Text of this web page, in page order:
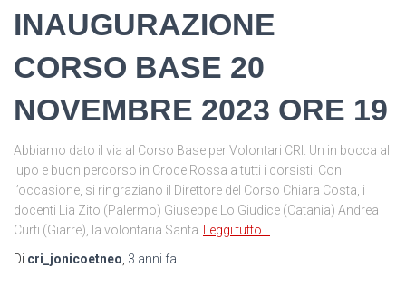
INAUGURAZIONE
CORSO BASE 20
NOVEMBRE 2023 ORE 19
Abbiamo dato il via al Corso Base per Volontari CRI. Un in bocca al
lupo e buon percorso in Croce Rossa a tutti i corsisti. Con
l’occasione, si ringraziano il Direttore del Corso Chiara Costa, i
docenti Lia Zito (Palermo) Giuseppe Lo Giudice (Catania) Andrea
Curti (Giarre), la volontaria Santa
Leggi tutto…
Di cri_jonicoetneo 3 anni fa